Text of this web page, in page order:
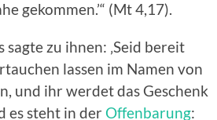
gekommen.’“ (Mt 4,17).
zu ihnen: ‚Seid bereit
lassen im Namen von
und ihr werdet das Geschenk
es steht in der Offenbarung: